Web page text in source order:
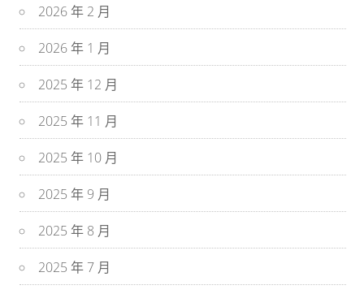
2026 年 2 月
2026 年 1 月
2025 年 12 月
2025 年 11 月
2025 年 10 月
2025 年 9 月
2025 年 8 月
2025 年 7 月